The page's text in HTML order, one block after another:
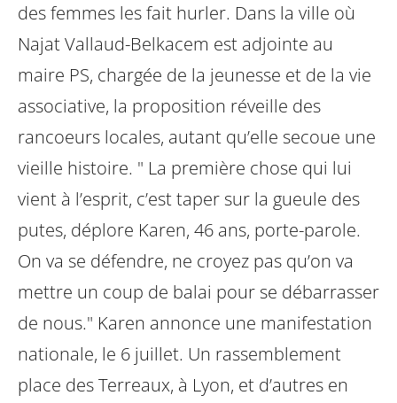
des femmes les fait hurler. Dans la ville où
Najat Vallaud-Belkacem est adjointe au
maire PS, chargée de la jeunesse et de la vie
associative, la proposition réveille des
rancoeurs locales, autant qu’elle secoue une
vieille histoire. " La première chose qui lui
vient à l’esprit, c’est taper sur la gueule des
putes, déplore Karen, 46 ans, porte-parole.
On va se défendre, ne croyez pas qu’on va
mettre un coup de balai pour se débarrasser
de nous." Karen annonce une manifestation
nationale, le 6 juillet. Un rassemblement
place des Terreaux, à Lyon, et d’autres en